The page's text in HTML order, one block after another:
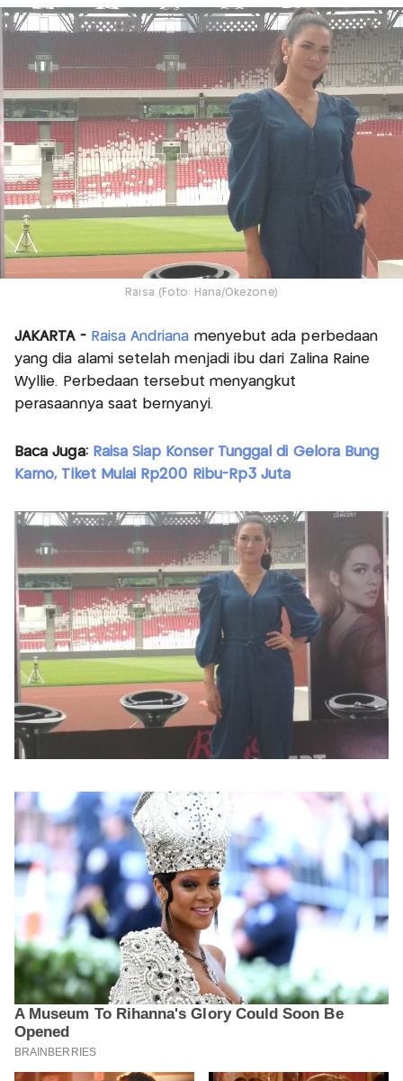
Raisa (Foto: Hana/Okezone)
JAKARTA - Raisa Andriana menyebut ada perbedaan
yang dia alami setelah menjadi ibu dari Zalina Raine
Wyllie. Perbedaan tersebut menyangkut
perasaannya saat bernyanyi.
Baca Juga: Raisa Siap Konser Tunggal di Gelora Bung
Karno, Tiket Mulai Rp200 Ribu-Rp3 Juta